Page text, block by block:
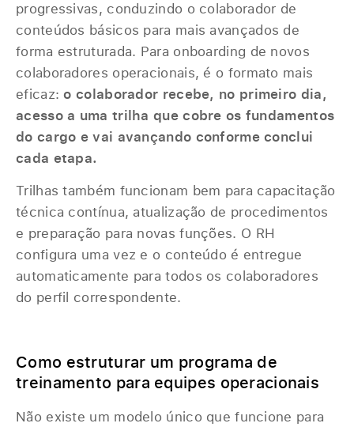
progressivas, conduzindo o colaborador de
conteúdos básicos para mais avançados de
forma estruturada. Para onboarding de novos
colaboradores operacionais, é o formato mais
eficaz:o colaborador recebe, no primeiro dia,
acesso a uma trilha que cobre os fundamentos
do cargo e vai avançando conforme conclui
cada etapa.
Trilhas também funcionam bem para capacitação
técnica contínua, atualização de procedimentos
e preparação para novas funções. O RH
configura uma vez e o conteúdo é entregue
automaticamente para todos os colaboradores
do perfil correspondente.
Como estruturar um programa de
treinamento para equipes operacionais
Não existe um modelo único que funcione para